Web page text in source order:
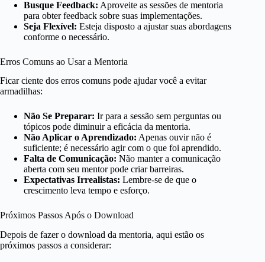
Busque Feedback: Aproveite as sessões de mentoria
para obter feedback sobre suas implementações.
Seja Flexível: Esteja disposto a ajustar suas abordagens
conforme o necessário.
Erros Comuns ao Usar a Mentoria
Ficar ciente dos erros comuns pode ajudar você a evitar
armadilhas:
Não Se Preparar: Ir para a sessão sem perguntas ou
tópicos pode diminuir a eficácia da mentoria.
Não Aplicar o Aprendizado: Apenas ouvir não é
suficiente; é necessário agir com o que foi aprendido.
Falta de Comunicação: Não manter a comunicação
aberta com seu mentor pode criar barreiras.
Expectativas Irrealistas: Lembre-se de que o
crescimento leva tempo e esforço.
Próximos Passos Após o Download
Depois de fazer o download da mentoria, aqui estão os
próximos passos a considerar: